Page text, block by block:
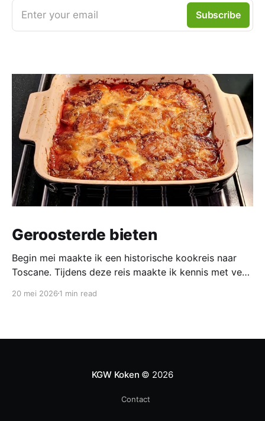
Enter your email Subscribe
Geroosterde bieten
Begin mei maakte ik een historische kookreis naar
Toscane. Tijdens deze reis maakte ik kennis met veel
keuken. In een middeleeuws klooster maakten we
lekker, daarom maken wij het
20 mei 2026 1 min read
KGW Koken © 2026
Contact